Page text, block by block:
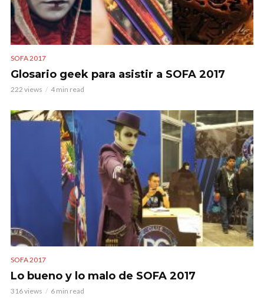
SOFA 2017
Glosario geek para asistir a SOFA 2017
222 views 4 min read
SOFA 2017
Lo bueno y lo malo de SOFA 2017
316 views 6 min read